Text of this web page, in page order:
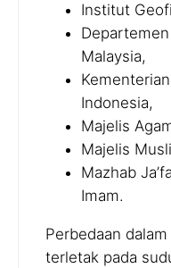
Institut
Malaysia,
Indonesia,
Majelis
Majelis
Mazhab
Imam.
Perbedaan
terletak pada